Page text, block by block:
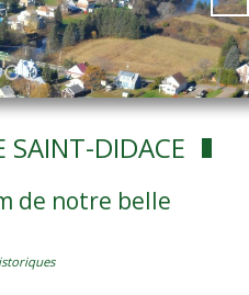
1 2 3 4
SAINT-DIDACE
de notre belle